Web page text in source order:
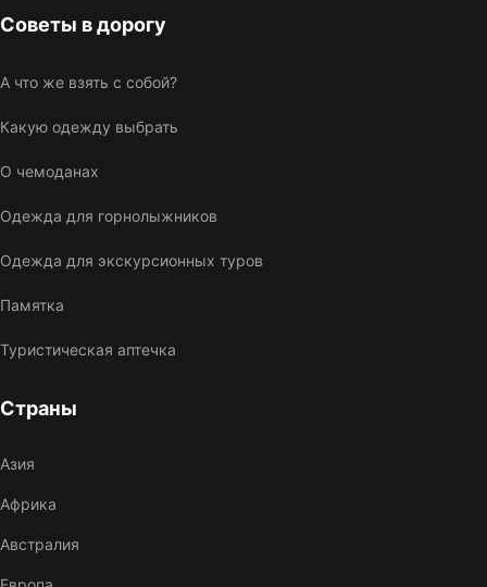
Советы в дорогу
А что же взять с собой?
Какую одежду выбрать
О чемоданах
Одежда для горнолыжников
Одежда для экскурсионных туров
Памятка
Туристическая аптечка
Страны
Азия
Африка
Австралия